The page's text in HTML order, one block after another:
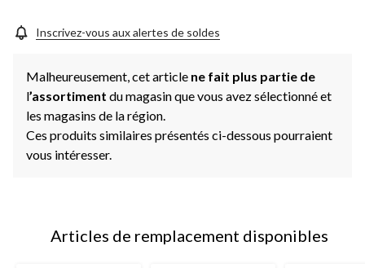
Inscrivez-vous aux alertes de soldes
Malheureusement, cet article ne fait plus partie de
l’assortiment du magasin que vous avez sélectionné et
les magasins de la région.
Ces produits similaires présentés ci-dessous pourraient
vous intéresser.
Articles de remplacement disponibles